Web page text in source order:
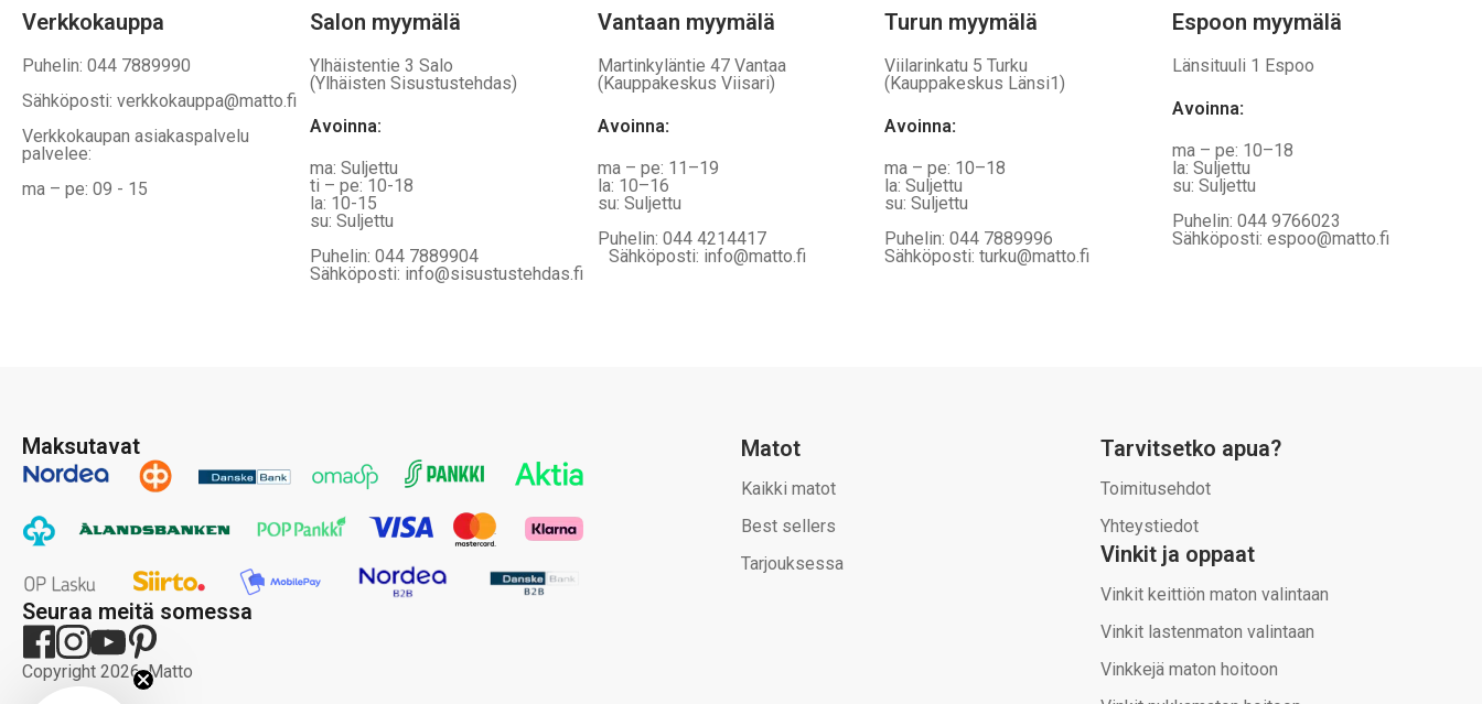
tuotteen
tuotteen
tuotteen
tuotteen
Verkkokauppa
Puhelin: 044 7889990
Sähköposti: verkkokauppa@matto.fi
Verkkokaupan asiakaspalvelu
palvelee:
ma – pe: 09 - 15
Salon myymälä
Ylhäistentie 3 Salo
(Ylhäisten Sisustustehdas)
Avoinna:
ma: Suljettu
ti – pe: 10-18
la: 10-15
su: Suljettu
Puhelin: 044 7889904
Sähköposti: info@sisustustehdas.fi
Vantaan myymälä
Martinkyläntie 47 Vantaa
(Kauppakeskus Viisari)
Avoinna:
ma – pe: 11–19
la: 10–16
su: Suljettu
Puhelin: 044 4214417
Sähköposti: info@matto.fi
Turun myymälä
Viilarinkatu 5 Turku
(Kauppakeskus Länsi1)
Avoinna:
ma – pe: 10–18
la: Suljettu
su: Suljettu
Puhelin: 044 7889996
Sähköposti: turku@matto.fi
Espoon myymälä
Länsituuli 1 Espoo
Avoinna:
ma – pe: 10–18
la: Suljettu
su: Suljettu
Puhelin: 044 9766023
Sähköposti: espoo@matto.fi
Maksutavat
Seuraa meitä somessa
Copyright 2026, Matto
Matot
Kaikki matot
Best sellers
Tarjouksessa
Tarvitsetko apua?
Toimitusehdot
Yhteystiedot
Vinkit ja oppaat
Vinkit keittiön maton valintaan
Vinkit lastenmaton valintaan
Vinkkejä maton hoitoon